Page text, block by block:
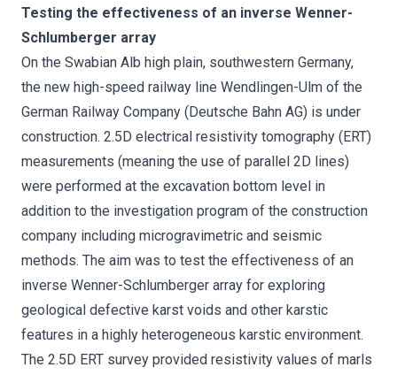
Testing the effectiveness of an inverse Wenner-
Schlumberger array
On the Swabian Alb high plain, southwestern Germany,
the new high-speed railway line Wendlingen-Ulm of the
German Railway Company (Deutsche Bahn AG) is under
construction. 2.5D electrical resistivity tomography (ERT)
measurements (meaning the use of parallel 2D lines)
were performed at the excavation bottom level in
addition to the investigation program of the construction
company including microgravimetric and seismic
methods. The aim was to test the effectiveness of an
inverse Wenner-Schlumberger array for exploring
geological defective karst voids and other karstic
features in a highly heterogeneous karstic environment.
The 2.5D ERT survey provided resistivity values of marls